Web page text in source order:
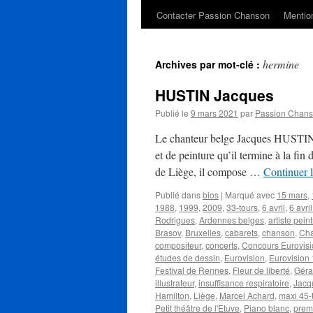
Contacter Passion Chanson
Archives par mot-clé : hermine
HUSTIN Jacques
Publié le 9 mars 2021 par Passion
Le chanteur belge Jacques
et de peinture qu’il termine à la fin
de Liège, il compose … Continuer
Publié dansbios | Marqué avec 15 mars,
1988, 1999, 2009, 33-tours, 6 avril, 6
Rodrigues, Ardennes belges, artiste
Brasov, Bruxelles, cabarets, chanson,
compositeur, concerts, Concours
études de dessin, Eurovision, Eurovision
Festival de Rennes, Fleur de liberté,
illustrateur, insuffisance respiratoire,
Hamilton, Liège, Marcel Achard, maxi
Petit théâtre de l'Etuve, Piano blanc,